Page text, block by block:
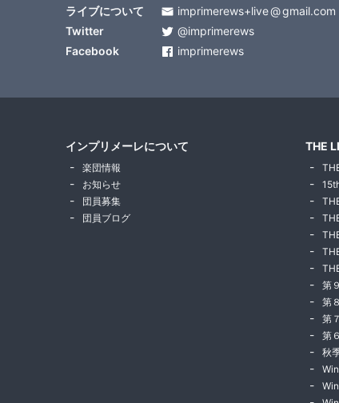
ライブについて
imprimerews+live
gmail.com
Twitter
@imprimerews
Facebook
imprimerews
インプリメーレについて
楽団情報
お知らせ
団員募集
団員ブログ
THE
第
第
第
第
秋